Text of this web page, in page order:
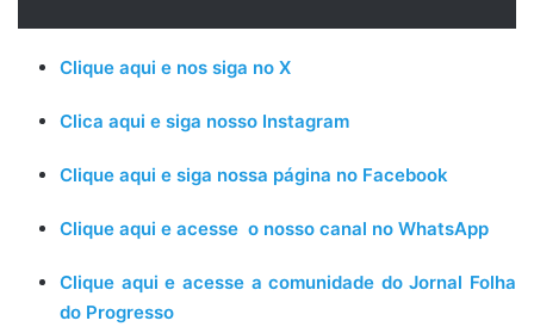
Clique aqui e nos siga no X
Clica aqui e siga nosso Instagram
Clique aqui e siga nossa página no Facebook
Clique aqui e acesse o nosso canal no WhatsApp
Clique aqui e acesse a comunidade do Jornal Folha
do Progresso